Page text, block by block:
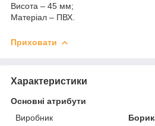
Висота – 45 мм;
Матеріал – ПВХ.
Приховати
Характеристики
Основні атрибути
Виробник